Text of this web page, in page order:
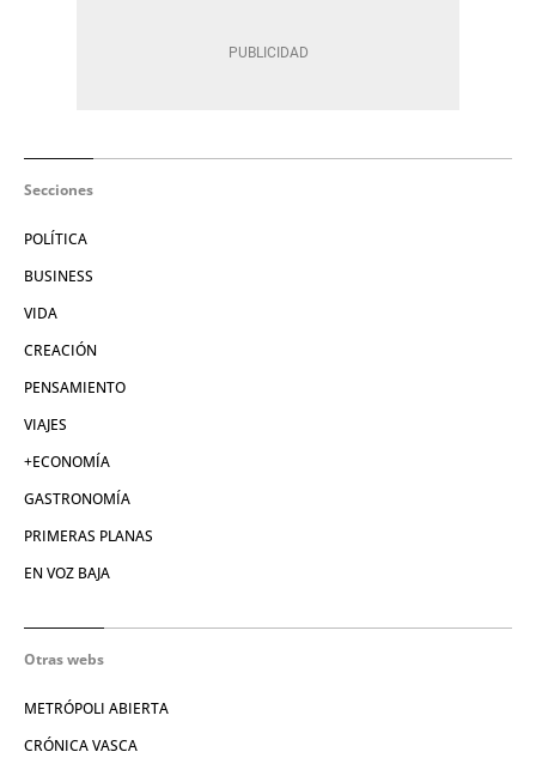
Secciones
POLÍTICA
BUSINESS
VIDA
CREACIÓN
PENSAMIENTO
VIAJES
+ECONOMÍA
GASTRONOMÍA
PRIMERAS PLANAS
EN VOZ BAJA
Otras webs
METRÓPOLI ABIERTA
CRÓNICA VASCA